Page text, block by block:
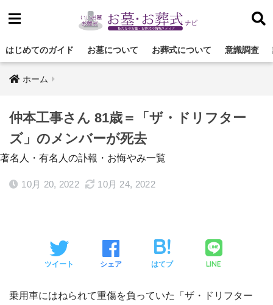
はじめてのガイド お墓について お葬式について 意識調査
ホーム
仲本工事さん 81歳＝「ザ・ドリフター
ズ」のメンバーが死去
著名人・有名人の訃報・お悔やみ一覧
10月 20, 2022 10月 24, 2022
ツイート シェア はてブ LINE
乗用車にはねられて重傷を負っていた「ザ・ドリフター